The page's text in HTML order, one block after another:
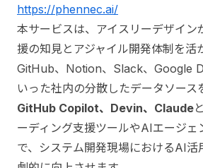
https://phennec.ai/
本サービスは、アイスリーデザイン
援の知見とアジャイル開発体制を活
GitHub、Notion、Slack、Google
いった社内の分散したデータソース
GitHub Copilot、Devin、Claude
ーディング支援ツールやAIエージェ
で、システム開発現場におけるAI活